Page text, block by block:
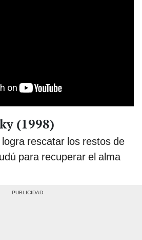
(1998)
rescatar los restos de
para recuperar el alma